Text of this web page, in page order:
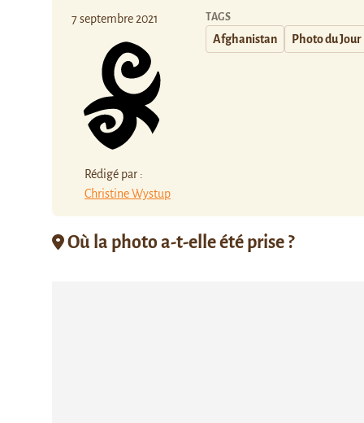
7 septembre 2021
Rédigé par :
Christine Wystup
TAGS
Afghanistan Photo du Jour
Où la photo a-t-elle été prise ?